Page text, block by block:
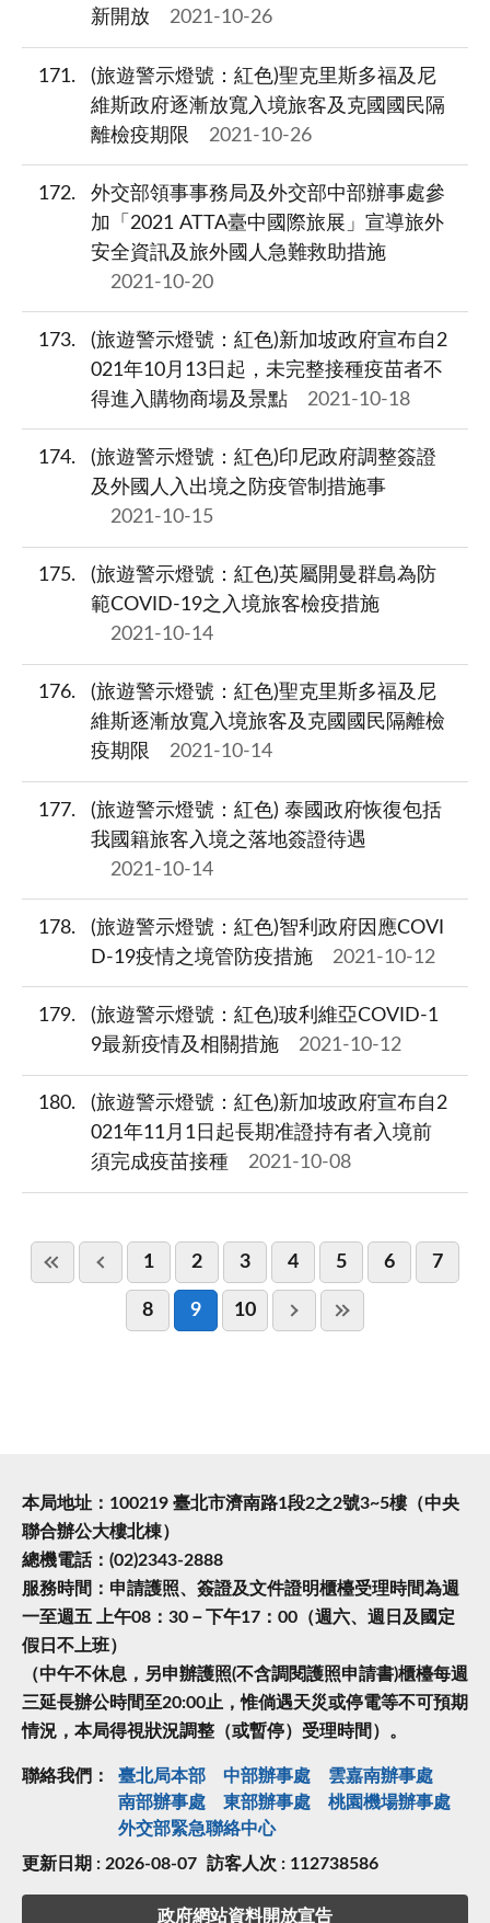
新開放
2021-10-26
171
(旅遊警示燈號：紅色)聖克里斯多福及尼
維斯政府逐漸放寬入境旅客及克國國民隔
離檢疫期限
2021-10-26
172
外交部領事事務局及外交部中部辦事處參
加「2021 ATTA臺中國際旅展」宣導旅外
安全資訊及旅外國人急難救助措施
2021-10-20
173
(旅遊警示燈號：紅色)新加坡政府宣布自2
021年10月13日起，未完整接種疫苗者不
得進入購物商場及景點
2021-10-18
174
(旅遊警示燈號：紅色)印尼政府調整簽證
及外國人入出境之防疫管制措施事
2021-10-15
175
(旅遊警示燈號：紅色)英屬開曼群島為防
範COVID-19之入境旅客檢疫措施
2021-10-14
176
(旅遊警示燈號：紅色)聖克里斯多福及尼
維斯逐漸放寬入境旅客及克國國民隔離檢
疫期限
2021-10-14
177
(旅遊警示燈號：紅色) 泰國政府恢復包括
我國籍旅客入境之落地簽證待遇
2021-10-14
178
(旅遊警示燈號：紅色)智利政府因應COVI
D-19疫情之境管防疫措施
2021-10-12
179
(旅遊警示燈號：紅色)玻利維亞COVID-1
9最新疫情及相關措施
2021-10-12
180
(旅遊警示燈號：紅色)新加坡政府宣布自2
021年11月1日起長期准證持有者入境前
須完成疫苗接種
2021-10-08
1 2 3 4 5 6 7
8 9 10
本局地址：100219 臺北市濟南路1段2之2號3~5樓（中央
聯合辦公大樓北棟）
總機電話：(02)2343-2888
服務時間：申請護照、簽證及文件證明櫃檯受理時間為週
一至週五 上午08：30－下午17：00（週六、週日及國定
假日不上班）
（中午不休息，另申辦護照(不含調閱護照申請書)櫃檯每週
三延長辦公時間至20:00止，惟倘遇天災或停電等不可預期
情況，本局得視狀況調整（或暫停）受理時間）。
聯絡我們： 臺北局本部 中部辦事處
雲嘉南辦事處
南部辦事處
東部辦事處
桃園機場辦事處
外交部緊急聯絡中⼼
更新日期 : 2026-08-07 訪客人次 : 112738586
政府網站資料開放宣告